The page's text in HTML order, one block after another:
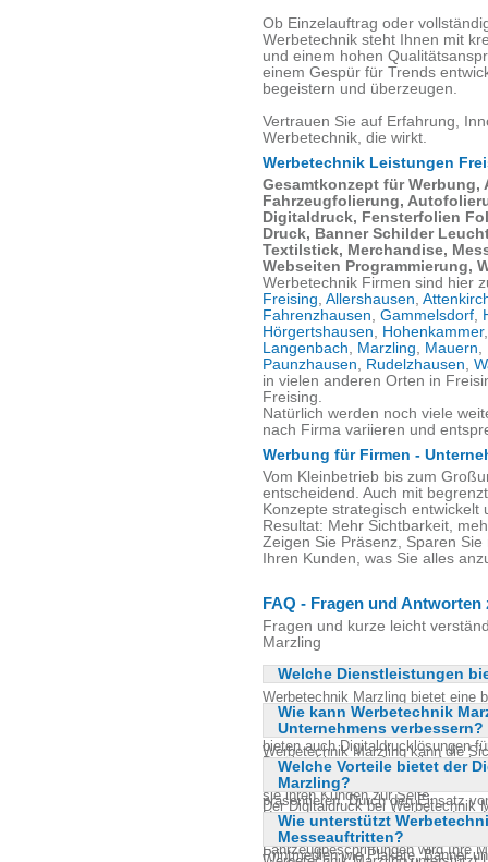
Ob Einzelauftrag oder
Werbetechnik steht Ihnen mit
und einem hohen
einem Gespür für Trends
begeistern und überzeugen.
Vertrauen Sie auf Erfahrung,
Werbetechnik, die wirkt.
Werbetechnik Leistungen
Gesamtkonzept für
Fahrzeugfolierung,
Digitaldruck, Fensterfolien
Druck, Banner Schilder
Textilstick, Merchandise,
Webseiten Programmierung,
Werbetechnik Firmen sind hier
Freising, Allershausen,
Fahrenzhausen, Gammelsdorf,
Hörgertshausen, Hohenkammer
Langenbach, Marzling, Mauern,
Paunzhausen, Rudelzhausen,
in vielen anderen Orten in
Freising.
Natürlich werden noch viele
nach Firma variieren und
Werbung für Firmen -
Vom Kleinbetrieb bis zum
entscheidend. Auch mit
Konzepte strategisch
Resultat: Mehr Sichtbarkeit,
Zeigen Sie Präsenz, Sparen
Ihren Kunden, was Sie alles
FAQ - Fragen und
Fragen und kurze leicht
Marzling
Welche Dienstleistungen
Werbetechnik Marzling bietet eine
die Gestaltung als auch die
gehören Außenwerbung,
bieten auch Digitaldrucklösungen
Darüber hinaus umfasst ihr
von Merchandise-Artikeln. Auch
sie ihren Kunden zur Seite.
Wie kann Werbetechnik
Unternehmens verbessern?
Werbetechnik Marzling kann die
strategisch platzierte
maßgeschneiderte Konzepte, die
präsentieren. Durch den Einsatz
Umsetzung sorgen sie dafür, dass
draußen auffällt. Mit kreativen
Fahrzeugbeschriftungen wird Ihre
Welche Vorteile bietet der
Marzling?
Der Digitaldruck bei Werbetechnik
Unternehmen, die hochwertige
dieser Technik können sie
Printmedien wie Plakate, Banner
Wie unterstützt
Messeauftritten?